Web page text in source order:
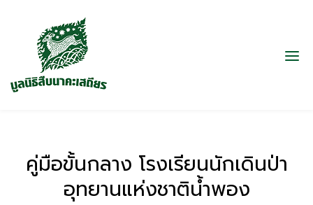
คู่มือขั้นกลาง โรงเรียนนักเดินป่า
อุทยานแห่งชาติน้ำพอง